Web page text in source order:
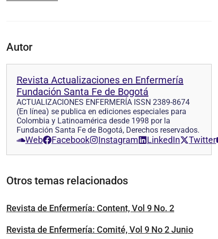
Autor
Revista Actualizaciones en Enfermería
Fundación Santa Fe de Bogotá
ACTUALIZACIONES ENFERMERÍA ISSN 2389-8674
(En línea) se publica en ediciones especiales para
Colombia y Latinoamérica desde 1998 por la
Fundación Santa Fe de Bogotá, Derechos reservados.
Web Facebook Instagram LinkedIn Twitter
Otros temas relacionados
Revista de Enfermería: Content, Vol 9 No. 2
Revista de Enfermería: Comité, Vol 9 No 2 Junio